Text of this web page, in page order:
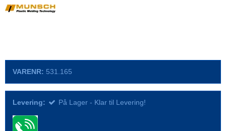
VARENR: 531.165
Levering: På Lager - Klar til Levering!